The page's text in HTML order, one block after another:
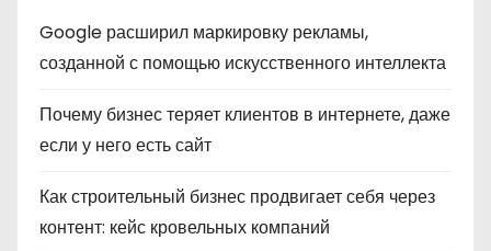
Google расширил маркировку рекламы,
созданной с помощью искусственного интеллекта
Почему бизнес теряет клиентов в интернете, даже
если у него есть сайт
Как строительный бизнес продвигает себя через
контент: кейс кровельных компаний